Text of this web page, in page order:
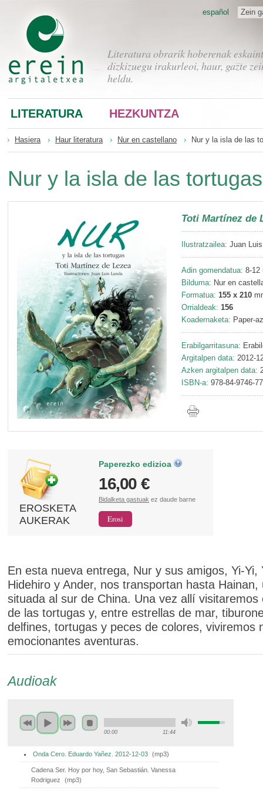
Literatura obrarik hoberenak
dizkizuegu irakurleoi, haur, gazte
heldu.
Zein
español
LITERATURA HEZKUNTZA
Hasiera Haur literatura Nur en castellano Nur y la isla de las
Nur y la isla de las tortugas
Toti Martínez de
Ilustratzailea: Juan
Adin gomendatua: 8-12
Bilduma: Nur en
Formatua: 155 x 210
Orrialdeak: 156
Koadernaketa: Paper-
Erabilgarritasuna:
Argitalpen data: 2012-
Azken argitalpen data:
ISBN-a: 978-84-9746-
EROSKETA
AUKERAK
Paperezko edizioa
16,00 €
Bidalketa gastuak ez daude barne
En esta nueva entrega, Nur y sus amigos, Yi-Yi,
Hidehiro y Ander, nos transportan hasta Hainan,
situada al sur de China. Una vez allí visitaremos
de las tortugas y, entre estrellas de mar,
delfines, tortugas y peces de colores, viviremos
emocionantes aventuras.
Audioak
00:00 11:44
Onda Cero. Eduardo Yañez. 2012-12-03 (mp3)
Cadena Ser. Hoy por hoy, San Sebastián. Vanessa
Rodriguez
(mp3)